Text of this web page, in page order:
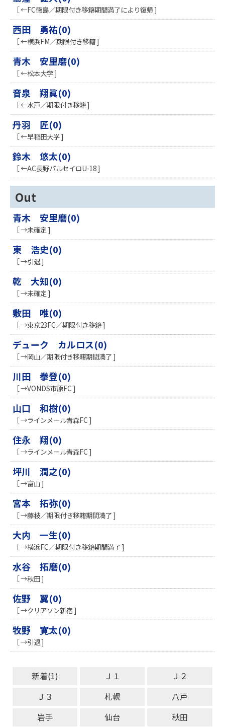
［ ←FC徳島／期限付き移籍期間満了により復帰 ]
西田 勇祐(0)
［ ←横浜FM／期限付き移籍 ]
青木 安里磨(0)
［ ←松本大学 ]
音泉 翔眞(0)
［ ←水戸／期限付き移籍 ]
丹羽 匠(0)
［ ←早稲田大学 ]
鈴木 悠太(0)
［ ←AC長野パルセイロU-18 ]
Out
青木 安里磨(0)
［ →未確定 ]
東 浩史(0)
［ →引退 ]
乾 大知(0)
［ →未確定 ]
敷田 唯(0)
［ →東京23FC／期限付き移籍 ]
デューク カルロス(0)
［ →岡山／期限付き移籍期間満了 ]
川田 拳登(0)
［ →VONDS市原FC ]
山口 和樹(0)
［ →ラインメール青森FC ]
住永 翔(0)
［ →ラインメール青森FC ]
坪川 潤之(0)
［ →富山 ]
宮本 拓弥(0)
［ →藤枝／期限付き移籍期間満了 ]
大内 一生(0)
［ →横浜FC／期限付き移籍期間満了 ]
水谷 拓磨(0)
［ →秋田 ]
佐野 翼(0)
［ →クリアソン新宿 ]
牧野 寛太(0)
［ →引退 ]
新着(1) Ｊ１
Ｊ２
Ｊ３
札幌
八戸
岩手
仙台
秋田